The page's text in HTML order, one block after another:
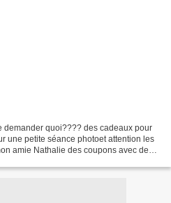
demander quoi???? des cadeaux pour
une petite séance photoet attention les
amie Nathalie des coupons avec des